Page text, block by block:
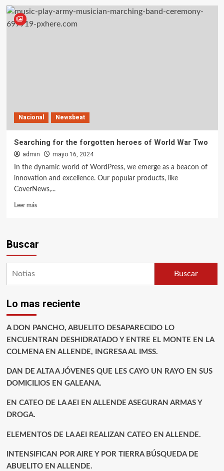
Nacional Newsbeat
Searching for the forgotten heroes of World War Two
admin mayo 16, 2024
In the dynamic world of WordPress, we emerge as a beacon of
innovation and excellence. Our popular products, like
CoverNews,...
Leer más
Buscar
Buscar
Lo mas reciente
A DON PANCHO, ABUELITO DESAPARECIDO LO
ENCUENTRAN DESHIDRATADO Y ENTRE EL MONTE EN LA
COLMENA EN ALLENDE, INGRESA AL IMSS.
DAN DE ALTA A JÓVENES QUE LES CAYO UN RAYO EN SUS
DOMICILIOS EN GALEANA.
EN CATEO DE LA AEI EN ALLENDE ASEGURAN ARMAS Y
DROGA.
ELEMENTOS DE LA AEI REALIZAN CATEO EN ALLENDE.
INTENSIFICAN POR AIRE Y POR TIERRA BÚSQUEDA DE
ABUELITO EN ALLENDE.